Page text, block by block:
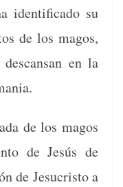
iden­ti­fi­ca­do su
de los magos,
en la
de los magos
de Jesús de
de Jesu­cristo a